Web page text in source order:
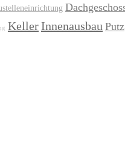
Keller Innenausbau Putz